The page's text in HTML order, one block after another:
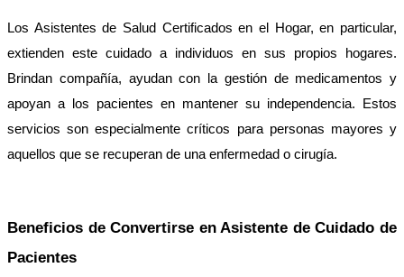
Los Asistentes de Salud Certificados en el Hogar, en particular,
extienden este cuidado a individuos en sus propios hogares.
Brindan compañía, ayudan con la gestión de medicamentos y
apoyan a los pacientes en mantener su independencia. Estos
servicios son especialmente críticos para personas mayores y
aquellos que se recuperan de una enfermedad o cirugía.
Beneficios de Convertirse en Asistente de Cuidado de
Pacientes